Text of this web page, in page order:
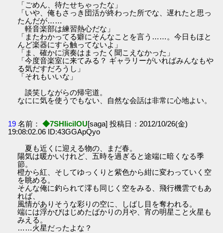
「ごめん、待たせちゃったな」
「いや、俺もさっき団活が終わった所でな、遅れたと思っ
たんだが……
軽音楽部は練習熱心だな」
「またわかってる癖にそんなことを言う……。今日もほと
んど楽器にすら触ってないよ」
「ま、確かに演奏はまったく聞こえなかった」
「今度音楽室に来てみる？ ギャラリーがいればみんなもや
る気だすだろうし」
「それもいいな」
談笑しながらの帰宅道。
なにに気を使うでもない、自然な会話は非常に心地よい。
19 名前： ◆7SHIicilOU[saga] 投稿日：2012/10/26(金)
19:08:02.06 ID:43GGApQyo
夏も近くに迎える物の、まだ春。
陽気は暖かいけれど、五時を過ぎると途端に暗くなる季
節。
橙から紅、そしてゆっくりと紫色から紺に変わっていく空
を眺める。
そんな俺に釣られて澪も同じく空をみる、飛行機雲でもあ
れば、
風情がありそうな彩りの空に、しばし目を奪われる。
端には浮かびはじめたばかりの月や、宵の明星こと火星も
みえる。
……火星だったよな？